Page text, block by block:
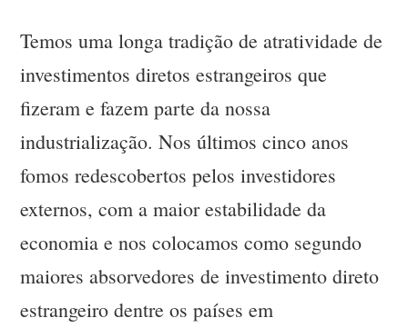
Temos uma longa tradição de atratividade de
investimentos diretos estrangeiros que
fizeram e fazem parte da nossa
industrialização. Nos últimos cinco anos
fomos redescobertos pelos investidores
externos, com a maior estabilidade da
economia e nos colocamos como segundo
maiores absorvedores de investimento direto
estrangeiro dentre os países em